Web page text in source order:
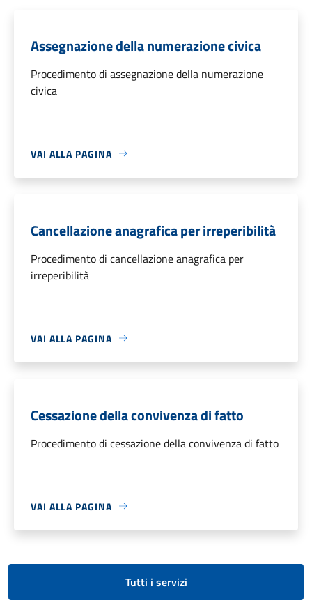
Assegnazione della numerazione civica
Procedimento di assegnazione della numerazione
civica
VAI ALLA PAGINA
Cancellazione anagrafica per irreperibilità
Procedimento di cancellazione anagrafica per
irreperibilità
VAI ALLA PAGINA
Cessazione della convivenza di fatto
Procedimento di cessazione della convivenza di fatto
VAI ALLA PAGINA
Tutti i servizi